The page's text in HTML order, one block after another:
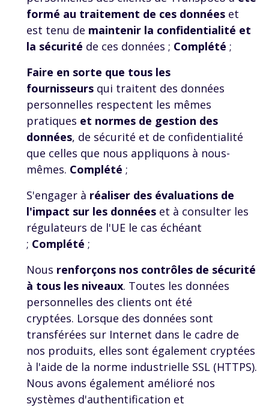
formé au traitement de ces données et
est tenu de maintenir la confidentialité et
la sécurité de ces données ; Complété ;
Faire en sorte que tous les
fournisseurs qui traitent des données
personnelles respectent les mêmes
pratiques et normes de gestion des
données, de sécurité et de confidentialité
que celles que nous appliquons à nous-
mêmes. Complété ;
S'engager à réaliser des évaluations de
l'impact sur les données et à consulter les
régulateurs de l'UE le cas échéant
; Complété ;
Nous renforçons nos contrôles de sécurité
à tous les niveaux. Toutes les données
personnelles des clients ont été
cryptées. Lorsque des données sont
transférées sur Internet dans le cadre de
nos produits, elles sont également cryptées
à l'aide de la norme industrielle SSL (HTTPS).
Nous avons également amélioré nos
systèmes d'authentification et